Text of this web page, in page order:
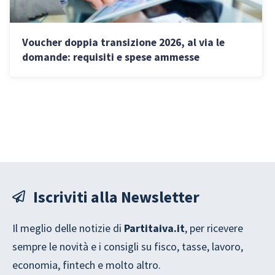
Voucher doppia transizione 2026, al via le
domande: requisiti e spese ammesse
Iscriviti alla Newsletter
Il meglio delle notizie di Partitaiva.it, per ricevere
sempre le novità e i consigli su fisco, tasse, lavoro,
economia, fintech e molto altro.